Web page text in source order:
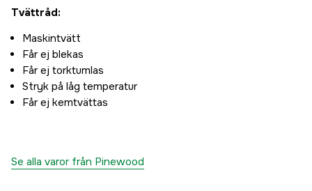
Tvättråd:
Maskintvätt
Får ej blekas
Får ej torktumlas
Stryk på låg temperatur
Får ej kemtvättas
Se alla varor från Pinewood